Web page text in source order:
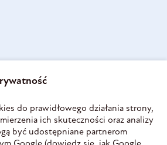
do prawidłowego działania strony,
ich skuteczności oraz analizy
być udostępniane partnerom